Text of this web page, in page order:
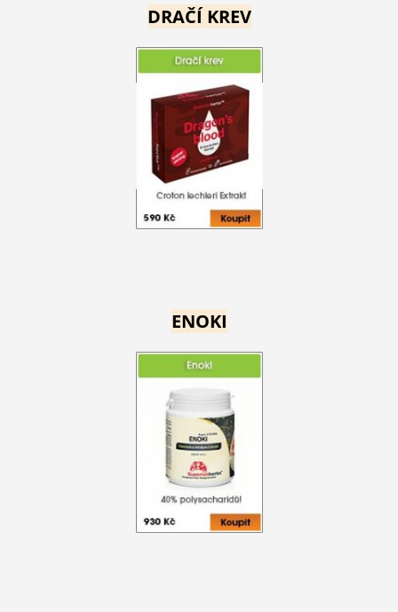
DRAČÍ KREV
ENOKI